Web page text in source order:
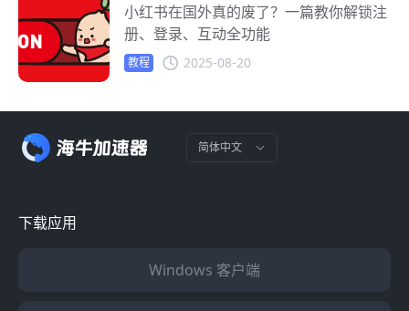
小红书在国外真的废了？一篇教你解锁注
册、登录、互动全功能
教程 2025-08-20
简体中文
下载应用
Windows 客户端